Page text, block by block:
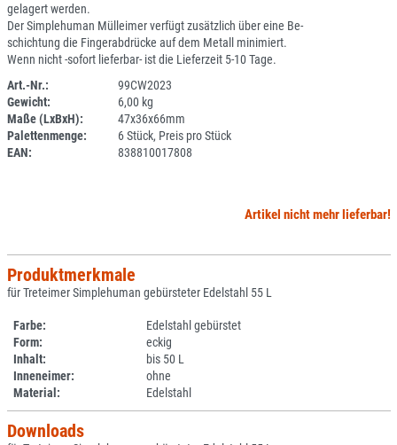
gelagert werden.
Der Simplehuman Mülleimer verfügt zusätzlich über eine Be-
schichtung die Fingerabdrücke auf dem Metall minimiert.
Wenn nicht -sofort lieferbar- ist die Lieferzeit 5-10 Tage.
Art.-Nr.:
99CW2023
Gewicht:
6,00 kg
Maße (LxBxH):
47x36x66mm
Palettenmenge:
6 Stück, Preis pro Stück
EAN:
838810017808
Artikel nicht mehr lieferbar!
Produktmerkmale
für Treteimer Simplehuman gebürsteter Edelstahl 55 L
Farbe:
Edelstahl gebürstet
Form:
eckig
Inhalt:
bis 50 L
Inneneimer:
ohne
Material:
Edelstahl
Downloads